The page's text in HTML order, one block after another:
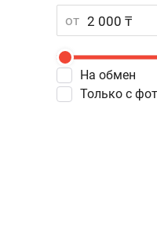
от
На обмен
Только с